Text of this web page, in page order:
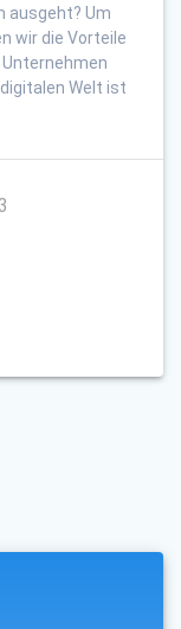
ausgeht? Um
wir die Vorteile
Welt ist